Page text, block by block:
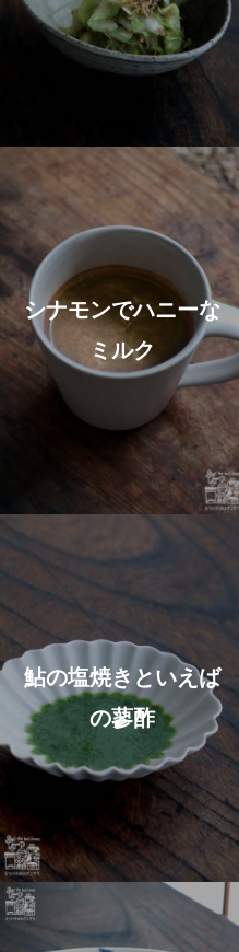
シナモンでハニーな
ミルク
鮎の塩焼きといえば
の蓼酢